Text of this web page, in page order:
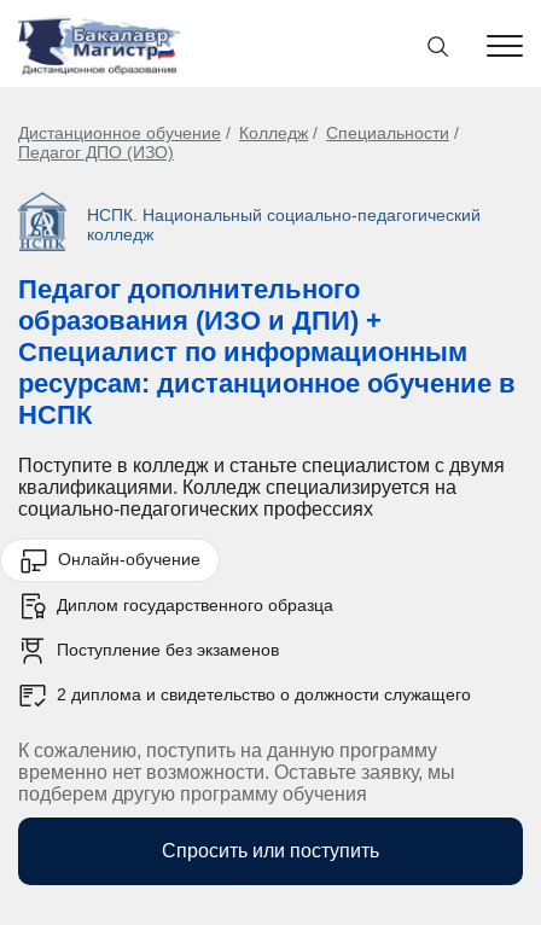
Дистанционное обучение Колледж
Специальности
Педагог ДПО (ИЗО)
НСПК. Национальный социально-педагогический
колледж
Педагог дополнительного
образования (ИЗО и ДПИ) +
Специалист по информационным
ресурсам: дистанционное обучение в
НСПК
Поступите в колледж и станьте специалистом с двумя
квалификациями. Колледж специализируется на
социально-педагогических профессиях
Онлайн-обучение
Диплом государственного образца
Поступление без экзаменов
2 диплома и свидетельство о должности служащего
К сожалению, поступить на данную программу
временно нет возможности. Оставьте заявку, мы
подберем другую программу обучения
Спросить или поступить